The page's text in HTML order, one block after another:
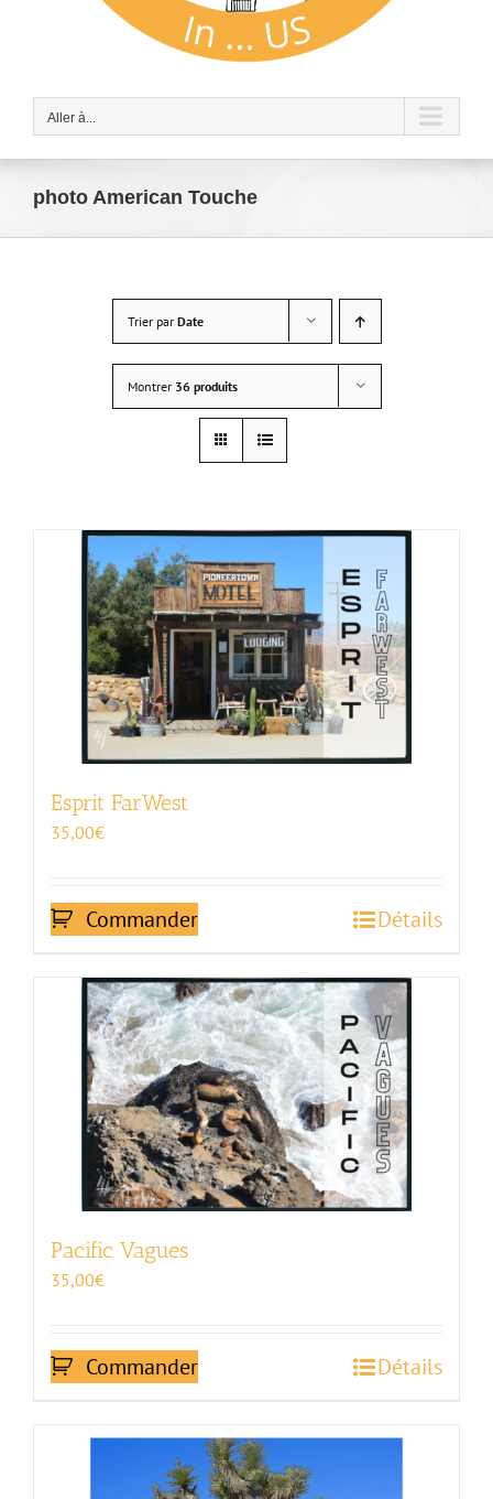
Aller à...
photo American Touche
Trier par Date
Montrer 36 produits
Esprit FarWest
35,00€
Commander Détails
Pacific Vagues
35,00€
Commander Détails